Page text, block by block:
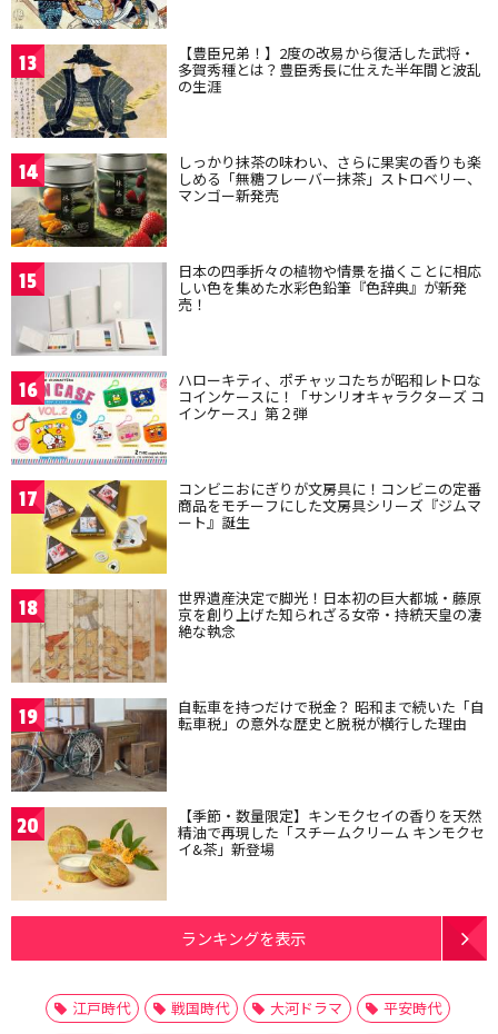
13 【豊臣兄弟！】2度の改易から復活した武将・
多賀秀種とは？豊臣秀長に仕えた半年間と波乱
の生涯
14 しっかり抹茶の味わい、さらに果実の香りも楽
しめる「無糖フレーバー抹茶」ストロベリー、
マンゴー新発売
15 日本の四季折々の植物や情景を描くことに相応
しい色を集めた水彩色鉛筆『色辞典』が新発
売！
16 ハローキティ、ポチャッコたちが昭和レトロな
コインケースに！「サンリオキャラクターズ コ
インケース」第２弾
17 コンビニおにぎりが文房具に！コンビニの定番
商品をモチーフにした文房具シリーズ『ジムマ
ート』誕生
18 世界遺産決定で脚光！日本初の巨大都城・藤原
京を創り上げた知られざる女帝・持統天皇の凄
絶な執念
19 自転車を持つだけで税金？ 昭和まで続いた「自
転車税」の意外な歴史と脱税が横行した理由
20 【季節・数量限定】キンモクセイの香りを天然
精油で再現した「スチームクリーム キンモクセ
イ&茶」新登場
ランキングを表示
江戸時代 戦国時代 大河ドラマ
平安時代